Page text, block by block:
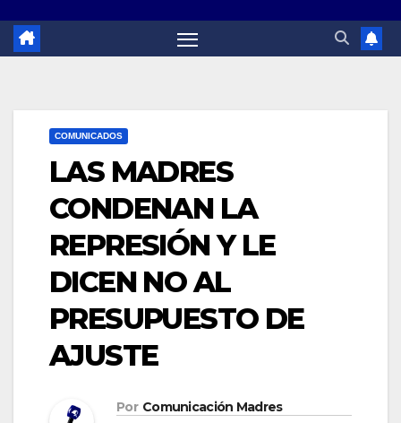
COMUNICADOS
LAS MADRES
CONDENAN LA
REPRESIÓN Y LE
DICEN NO AL
PRESUPUESTO DE
AJUSTE
Por Comunicación Madres